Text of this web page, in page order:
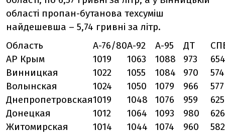
області пропан-бутанова техсуміш
найдешевша – 5,74 гривні за літр.
Область
А-76/80А-92 А-95 ДТ
АР Крым
1019 1063 1088 973
654
Винницкая
1022 1055 1084 970
574
Волынская
1024 1050 1079 966
577
Днепропетровская1019 1048 1076 959
625
Донецкая
1012 1064 1093 980
626
Житомирская
1014 1044 1074 960
582